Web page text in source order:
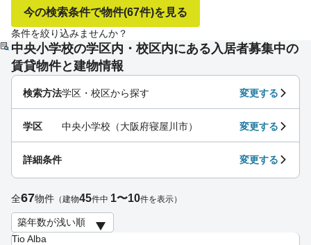
今の検索条件で物件(67件)を見る
条件を絞り込みませんか？
中央小学校の学区内・校区内にある入居者募集中の
賃貸物件と建物情報
Tio Alba
検索方法学区・校区から探す 変更する
学区 中央小学校（大阪府寝屋川市） 変更する
詳細条件 変更する
全67物件 （建物45件中 1〜10件を表示）